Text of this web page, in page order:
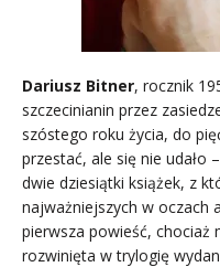
Dariusz Bitner, rocznik
szczecinianin przez
szóstego roku życia, do
przestać, ale się nie udało
dwie dziesiątki książek, z
najważniejszych w oczach
pierwsza powieść, chociaż
rozwinięta w trylogię